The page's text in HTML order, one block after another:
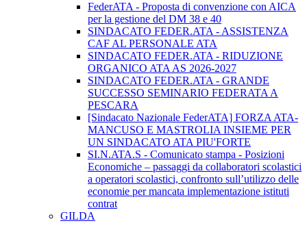
FederATA - Proposta di convenzione con AICA
per la gestione del DM 38 e 40
SINDACATO FEDER.ATA - ASSISTENZA
CAF AL PERSONALE ATA
SINDACATO FEDER.ATA - RIDUZIONE
ORGANICO ATA AS 2026-2027
SINDACATO FEDER.ATA - GRANDE
SUCCESSO SEMINARIO FEDERATA A
PESCARA
[Sindacato Nazionale FederATA] FORZA ATA-
MANCUSO E MASTROLIA INSIEME PER
UN SINDACATO ATA PIU'FORTE
SI.N.ATA.S - Comunicato stampa - Posizioni
Economiche – passaggi da collaboratori scolastici
a operatori scolastici, confronto sull’utilizzo delle
economie per mancata implementazione istituti
contrat
GILDA